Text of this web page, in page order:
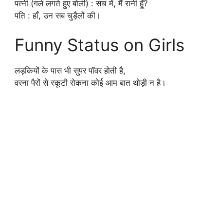
पत्नी (गले लगते हुए बोली) : सच में, मैं रानी हूँ?
पति : हाँ, उन सब चुड़ैलों की।
Funny Status on Girls
लड़कियों के पास भी सुपर पॉवर होती है,
वरना पैरों से स्कूटी रोकना कोई आम बात थोड़ी न है।